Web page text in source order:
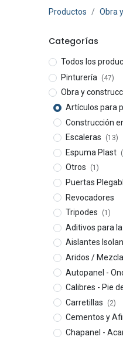
Productos Obra
Categorías
Todos los
Pinturería
(47)
Obra y
Artículos para
Construcción
Escaleras (13)
Espuma Plast
Otros (1)
Puertas
Revocadores
Tripodes
(1)
Aditivos para
Aislantes
Aridos /
Autopanel -
Calibres - Pie
Carretillas (2)
Cementos y
Chapanel -